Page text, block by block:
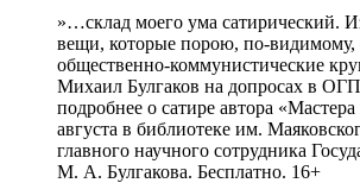
»…склад моего ума сатирический.
вещи, которые порою, по-видимому,
общественно-коммунистические
Михаил Булгаков на допросах в
подробнее о сатире автора
августа в библиотеке им.
главного научного сотрудника
М. А. Булгакова. Бесплатно. 16+